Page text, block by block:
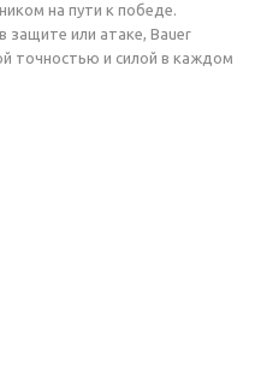
на пути к победе.
защите или атаке, Bauer
точностью и силой в каждом